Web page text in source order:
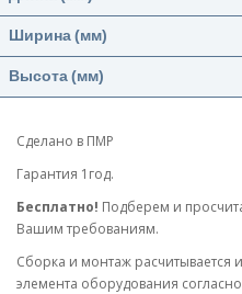
Ширина (мм)
Высота (мм)
Сделано в ПМР
Гарантия 1год.
Бесплатно! Подберем и
Вашим требованиям.
Cборка и монтаж расчитывается
элемента оборудования